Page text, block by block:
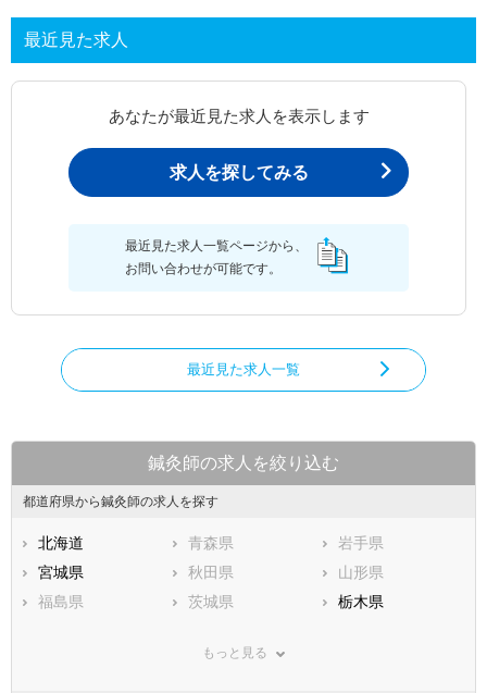
最近見た求人
あなたが最近見た求人を表示します
求人を探してみる
最近見た求人一覧ページから、
お問い合わせが可能です。
最近見た求人一覧
鍼灸師の求人を絞り込む
都道府県から鍼灸師の求人を探す
北海道 青森県
岩手県
宮城県
秋田県
山形県
福島県
茨城県
栃木県
神奈川県
もっと見る